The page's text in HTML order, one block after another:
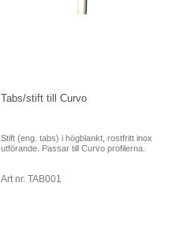
Tabs/stift till Curvo
Stift (eng. tabs) i högblankt, rostfritt inox
utförande. Passar till Curvo profilerna.
Art nr. TAB001